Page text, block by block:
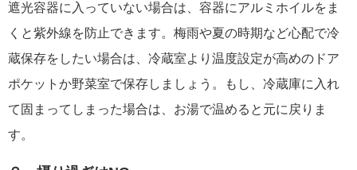
遮光容器に入っていない場合は、容器にアルミホイルをま
くと紫外線を防止できます。梅雨や夏の時期など心配で冷
蔵保存をしたい場合は、冷蔵室より温度設定が高めのドア
ポケットか野菜室で保存しましょう。もし、冷蔵庫に入れ
て固まってしまった場合は、お湯で温めると元に戻りま
す。